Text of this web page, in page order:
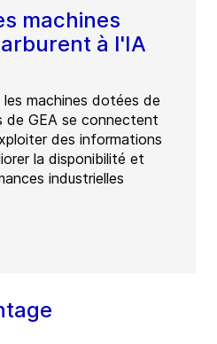
machines
à l'IA
machines dotées de
de GEA se connectent
des informations
la disponibilité et
industrielles